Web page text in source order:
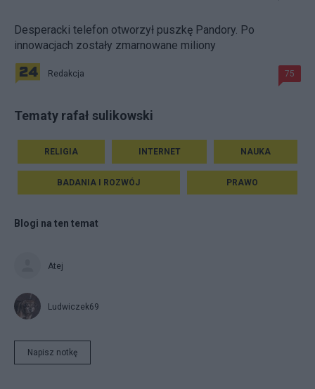
Desperacki telefon otworzył puszkę Pandory. Po
innowacjach zostały zmarnowane miliony
Redakcja 75
Tematy rafał sulikowski
RELIGIA INTERNET NAUKA
BADANIA I ROZWÓJ PRAWO
Blogi na ten temat
Atej
Ludwiczek69
Napisz notkę